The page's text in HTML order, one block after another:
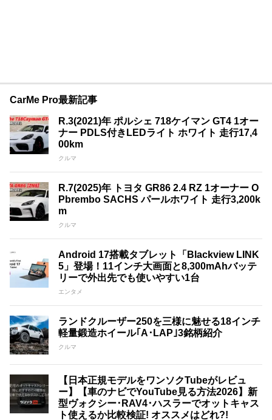
CarMe Pro最新記事
R.3(2021)年 ポルシェ 718ケイマン GT4 1オー
ナー PDLS付きLEDライト ホワイト 走行17,4
00km
クルマ
R.7(2025)年 トヨタ GR86 2.4 RZ 1オーナー O
Pbrembo SACHS パールホワイト 走行3,200k
m
クルマ
Android 17搭載タブレット「Blackview LINK
5」登場！11インチ大画面と8,300mAhバッテ
リーで外出先でも使いやすい1台
エンタメ
ランドクルーザー250を三様に魅せる18インチ
軽量鍛造ホイール｢A･LAP｣3銘柄紹介
クルマ
【日本正規モデルをワンソクTubeがレビュ
ー】【車のナビでYouTube見る方法2026】新
型ヴォクシー･RAV4･ハスラーでオットキャス
ト使えるか比較検証! オススメはどれ?!